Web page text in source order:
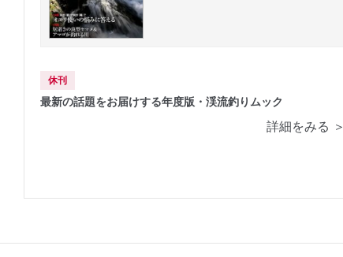
休刊
最新の話題をお届けする年度版・渓流釣りムック
詳細をみる ＞